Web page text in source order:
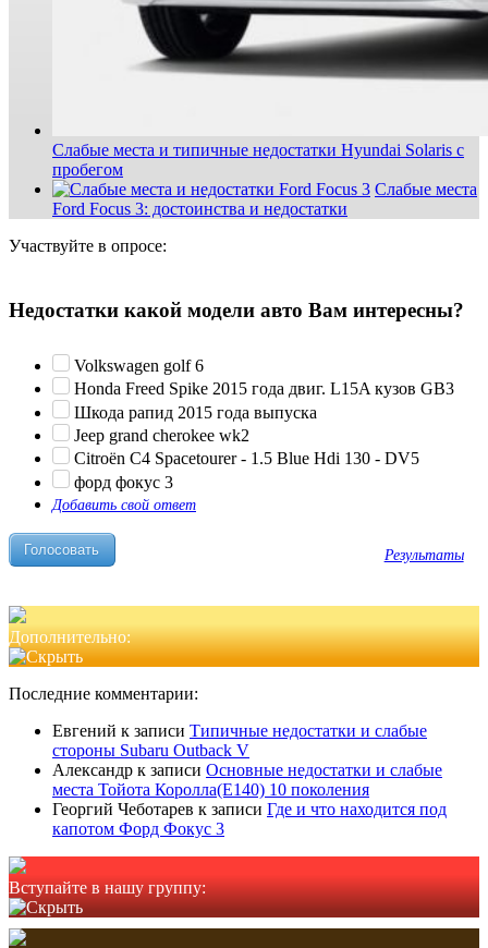
Слабые места и типичные недостатки Hyundai Solaris с
пробегом
Слабые места
Ford Focus 3: достоинства и недостатки
Участвуйте в опросе:
Недостатки какой модели авто Вам интересны?
Volkswagen golf 6
Honda Freed Spike 2015 года двиг. L15A кузов GB3
Шкода рапид 2015 года выпуска
Jeep grand cherokee wk2
Citroën C4 Spacetourer - 1.5 Blue Hdi 130 - DV5
форд фокус 3
Добавить свой ответ
Результаты
Дополнительно:
Последние комментарии:
Евгений к записи Типичные недостатки и слабые
стороны Subaru Outback V
Александр к записи Основные недостатки и слабые
места Тойота Королла(Е140) 10 поколения
Георгий Чеботарев к записи Где и что находится под
капотом Форд Фокус 3
Вступайте в нашу группу: